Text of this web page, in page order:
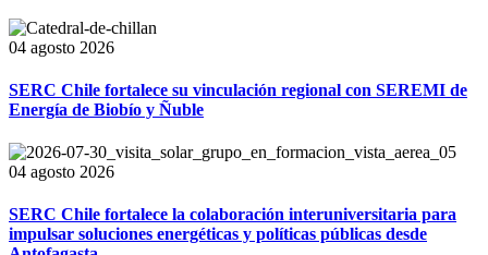
04 agosto 2026
SERC Chile fortalece su vinculación regional con SEREMI de
Energía de Biobío y Ñuble
04 agosto 2026
SERC Chile fortalece la colaboración interuniversitaria para
impulsar soluciones energéticas y políticas públicas desde